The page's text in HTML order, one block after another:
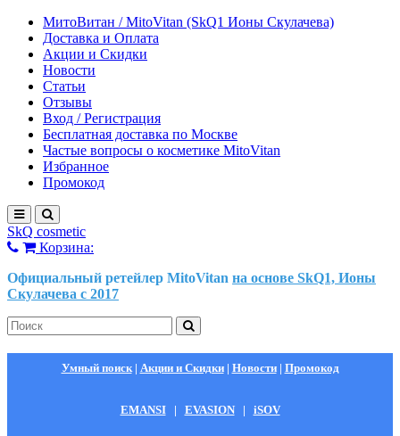
МитоВитан / MitoVitan (SkQ1 Ионы Скулачева)
Доставка и Оплата
Акции и Скидки
Новости
Статьи
Отзывы
Вход / Регистрация
Бесплатная доставка по Москве
Частые вопросы о косметике MitoVitan
Избранное
Промокод
SkQ cosmetic
Корзина:
Официальный ретейлер MitoVitan на основе SkQ1, Ионы
Скулачева c 2017
Умный поиск| Акции и Скидки| Новости| Промокод
EMANSI| EVASION| iSOV